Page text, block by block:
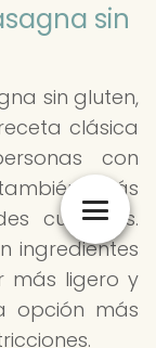
sin
sin gluten,
clásica
con
estás
culinarias.
ingredientes
más ligero y
opción más